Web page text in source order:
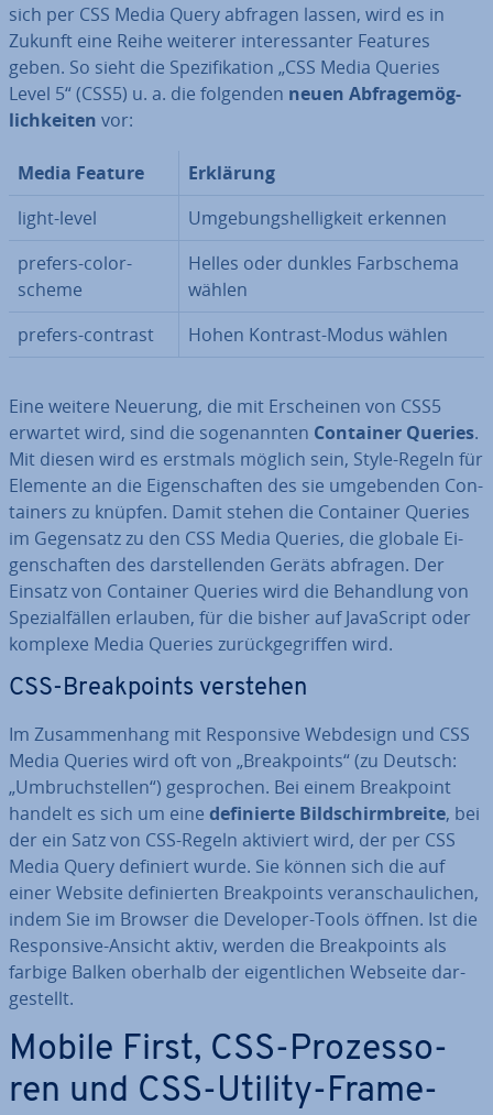
sich per CSS Media Query abfragen lassen, wird es in
Zukunft eine Reihe weiterer in­ter­es­san­ter Features
geben. So sieht die Spe­zi­fi­ka­ti­on „CSS Media Queries
Level 5“ (CSS5) u. a. die folgenden neuen Ab­fra­ge­mög­
lich­kei­ten vor:
Media Feature
Erklärung
light-level
Um­ge­bungs­hel­lig­keit erkennen
prefers-color-
scheme
Helles oder dunkles Farb­sche­ma
wählen
prefers-contrast
Hohen Kontrast-Modus wählen
Eine weitere Neuerung, die mit Er­schei­nen von CSS5
erwartet wird, sind die so­ge­nann­ten Container Queries.
Mit diesen wird es erstmals möglich sein, Style-Regeln für
Elemente an die Ei­gen­schaf­ten des sie um­ge­ben­den Con­
tai­ners zu knüpfen. Damit stehen die Container Queries
im Gegensatz zu den CSS Media Queries, die globale Ei­
gen­schaf­ten des dar­stel­len­den Geräts abfragen. Der
Einsatz von Container Queries wird die Be­hand­lung von
Spe­zi­al­fäl­len erlauben, für die bisher auf Ja­va­Script oder
komplexe Media Queries zu­rück­ge­grif­fen wird.
CSS-Break­points verstehen
Im Zu­sam­men­hang mit Re­spon­si­ve Webdesign und CSS
Media Queries wird oft von „Break­points“ (zu Deutsch:
„Um­bruch­stel­len“) ge­spro­chen. Bei einem Break­point
handelt es sich um eine de­fi­nier­te Bild­schirm­brei­te, bei
der ein Satz von CSS-Regeln aktiviert wird, der per CSS
Media Query definiert wurde. Sie können sich die auf
einer Website de­fi­nier­ten Break­points ver­an­schau­li­chen,
indem Sie im Browser die Developer-Tools öffnen. Ist die
Re­spon­si­ve-Ansicht aktiv, werden die Break­points als
farbige Balken oberhalb der ei­gent­li­chen Webseite dar­
ge­stellt.
Mobile First, CSS-Pro­zes­so­
ren und CSS-Utility-Frame­